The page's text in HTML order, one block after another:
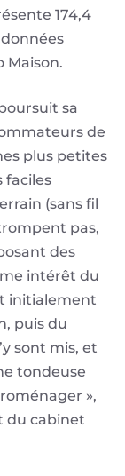
174,4
Maison.
sa
de
plus petites
faciles
(sans fil
pas,
des
intérêt du
initialement
puis du
sont mis, et
tondeuse
»,
du cabinet